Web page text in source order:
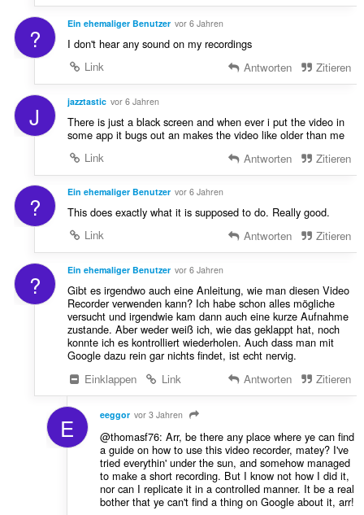
? Ein ehemaliger Benutzer vor 6 Jahren
I don't hear any sound on my recordings
Link
Antworten Zitieren
J jazztastic vor 6 Jahren
There is just a black screen and when ever i put the video in
some app it bugs out an makes the video like older than me
Link
Antworten Zitieren
? Ein ehemaliger Benutzer vor 6 Jahren
This does exactly what it is supposed to do. Really good.
Link
Antworten Zitieren
? Ein ehemaliger Benutzer vor 6 Jahren
Gibt es irgendwo auch eine Anleitung, wie man diesen Video
Recorder verwenden kann? Ich habe schon alles mögliche
versucht und irgendwie kam dann auch eine kurze Aufnahme
zustande. Aber weder weiß ich, wie das geklappt hat, noch
konnte ich es kontrolliert wiederholen. Auch dass man mit
Google dazu rein gar nichts findet, ist echt nervig.
Einklappen
Link Antworten Zitieren
E eeggor vor 3 Jahren
@thomasf76: Arr, be there any place where ye can find
a guide on how to use this video recorder, matey? I've
tried everythin' under the sun, and somehow managed
to make a short recording. But I know not how I did it,
nor can I replicate it in a controlled manner. It be a real
bother that ye can't find a thing on Google about it, arr!